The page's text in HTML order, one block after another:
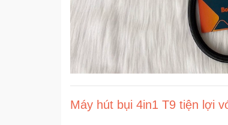
Máy hút bụi 4in1 T9 tiện lợi